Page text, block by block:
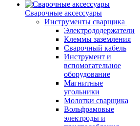
Сварочные аксессуары
Инструменты сварщика
Электрододержатели
Клеммы заземления
Сварочный кабель
Инструмент и
вспомогательное
оборудование
Магнитные
угольники
Молотки сварщика
Вольфрамовые
электроды и